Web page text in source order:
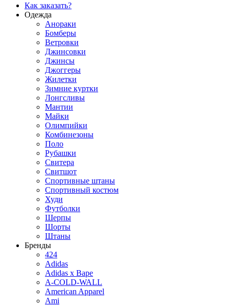
Как заказать?
Одежда
Анораки
Бомберы
Ветровки
Джинсовки
Джинсы
Джоггеры
Жилетки
Зимние куртки
Лонгсливы
Мантии
Майки
Олимпийки
Комбинезоны
Поло
Рубашки
Свитера
Свитшот
Спортивные штаны
Спортивный костюм
Худи
Футболки
Шерпы
Шорты
Штаны
Бренды
424
Adidas
Adidas x Bape
A-COLD-WALL
American Apparel
Ami